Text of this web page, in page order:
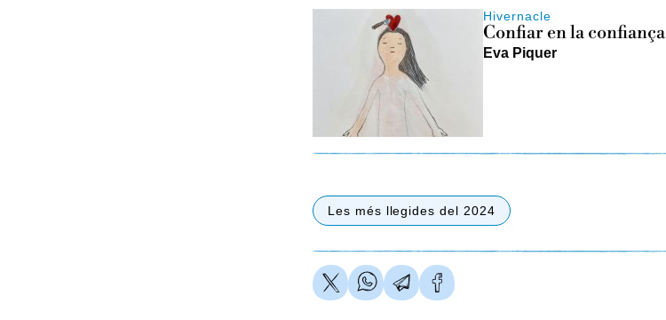
Hivernacle
Confiar en la confiança
Eva Piquer
Les més llegides del 2024